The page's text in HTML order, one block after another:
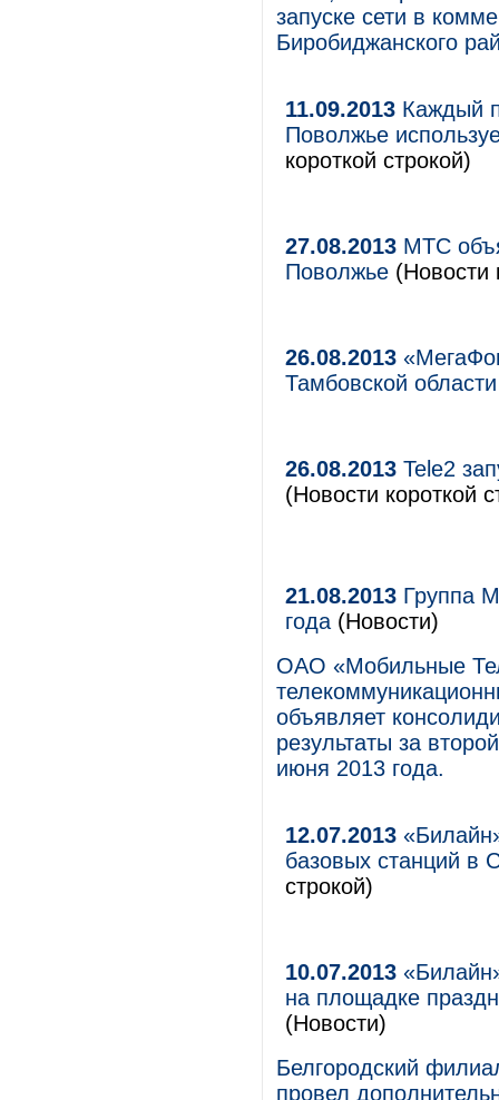
запуске сети в
Биробиджанского
11.09.2013 Каждый
Поволжье
короткой строкой)
27.08.2013 МТС
Поволжье (Новости
26.08.2013
Тамбовской области
26.08.2013 Tele2
(Новости короткой
21.08.2013 Группа
года (Новости)
ОАО «Мобильные
объявляет
результаты за
июня 2013 года.
12.07.2013
базовых станций в
строкой)
10.07.2013
на площадке
(Новости)
Белгородский
провел